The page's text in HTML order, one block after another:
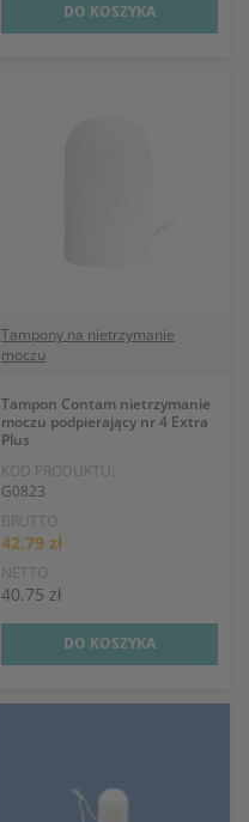
DO KOSZYKA
Tampony na nietrzymanie
moczu
Tampon Contam nietrzymanie
moczu podpierający nr 4 Extra
Plus
KOD PRODUKTU:
G0823
BRUTTO
42.79 zł
NETTO
40.75 zł
DO KOSZYKA